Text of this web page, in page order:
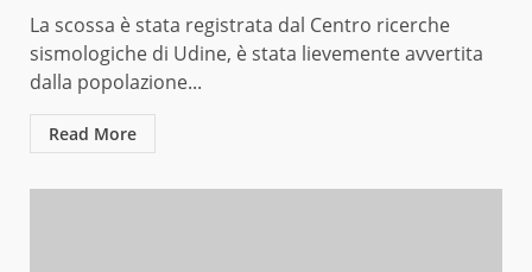
La scossa è stata registrata dal Centro ricerche
sismologiche di Udine, è stata lievemente avvertita
dalla popolazione...
Read More